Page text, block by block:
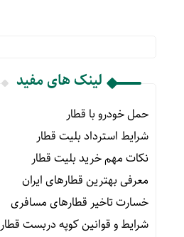
لینک های مفید
حمل خودرو با قطار
شرایط استرداد بلیت قطار
نکات مهم خرید بلیت قطار
معرفی بهترین قطارهای ایران
خسارت تاخیر قطارهای مسافری
شرایط و قوانین کوپه دربست قطار